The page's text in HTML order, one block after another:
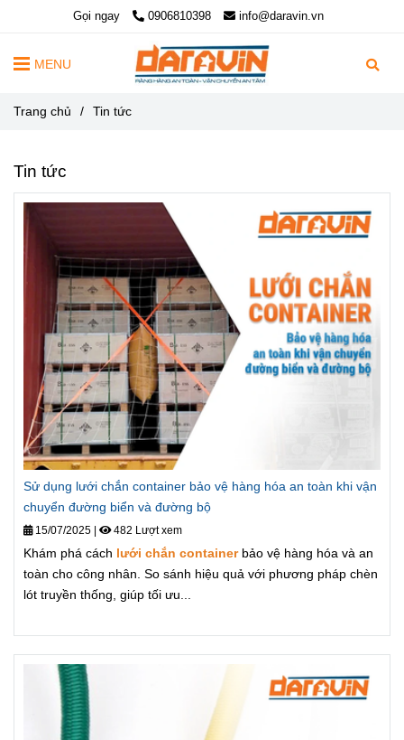
Gọi ngay 0906810398 info@daravin.vn
MENU
Trang chủ / Tin tức
Tin tức
Sử dụng lưới chắn container bảo vệ hàng hóa an toàn khi vận
chuyển đường biển và đường bộ
15/07/2025 482 Lượt xem
Khám phá cách lưới chắn containerbảo vệ hàng hóa và an
toàn cho công nhân. So sánh hiệu quả với phương pháp chèn
lót truyền thống, giúp tối ưu...